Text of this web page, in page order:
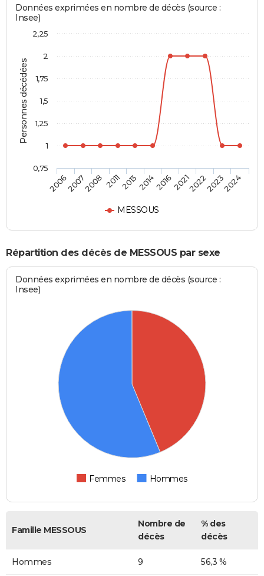
Personnes décédées
Données exprimées en nombre de décès (source :
Insee)
MESSOUS
200620072008 20112013201420162021202220232024
0,75
1
1,25
1,5
1,75
2
2,25
Répartition des décès de MESSOUS par sexe
Données exprimées en nombre de décès (source :
Insee)
Femmes Hommes
Famille MESSOUS
Nombre de
décès
% des
décès
Hommes 9 56,3 %